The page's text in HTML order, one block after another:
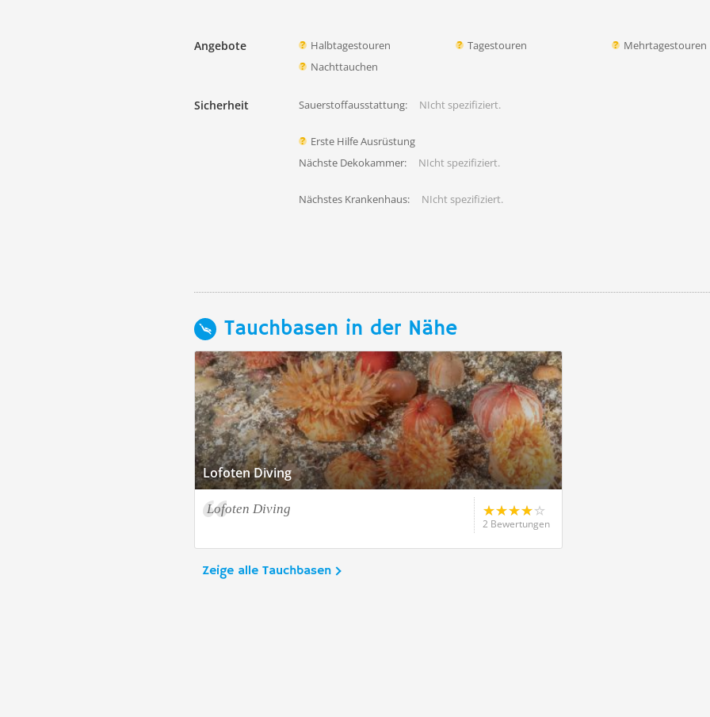
Angebote Halbtagestouren Tagestouren
Mehrtagestouren
Nachttauchen
Sicherheit Sauerstoffausstattung: NIcht spezifiziert.
Erste Hilfe Ausrüstung
Nächste Dekokammer:
NIcht spezifiziert.
Nächstes Krankenhaus: NIcht spezifiziert.
Tauchbasen in der Nähe
Lofoten Diving
Lofoten Diving
2 Bewertungen
Zeige alle Tauchbasen